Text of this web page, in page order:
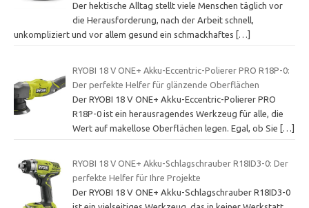
Der hektische Alltag stellt viele Menschen täglich vor
die Herausforderung, nach der Arbeit schnell,
unkompliziert und vor allem gesund ein schmackhaftes
[…]
RYOBI 18 V ONE+ Akku-Eccentric-Polierer PRO R18P-0:
Der perfekte Helfer für glänzende Oberflächen
Der RYOBI 18 V ONE+ Akku-Eccentric-Polierer PRO
R18P-0 ist ein herausragendes Werkzeug für alle, die
Wert auf makellose Oberflächen legen. Egal, ob Sie […]
RYOBI 18 V ONE+ Akku-Schlagschrauber R18ID3-0: Der
perfekte Helfer für Ihre Projekte
Der RYOBI 18 V ONE+ Akku-Schlagschrauber R18ID3-0